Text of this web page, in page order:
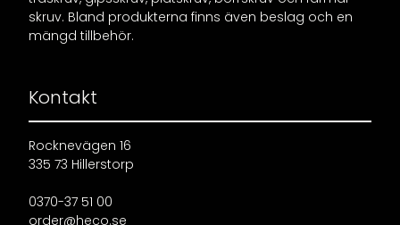
skruv. Bland produkterna finns även beslag och en
mängd tillbehör.
Kontakt
Rocknevägen 16
335 73 Hillerstorp
0370-37 51 00
order@heco.se